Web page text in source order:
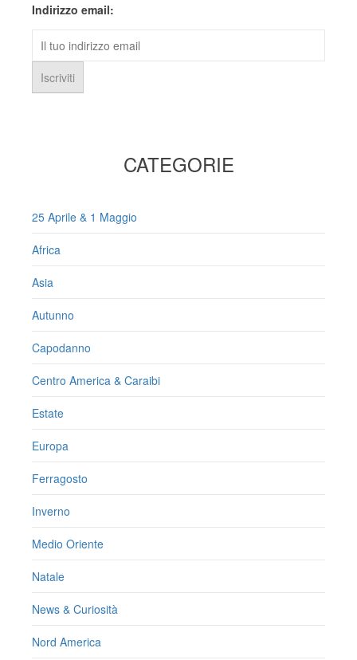
Indirizzo email:
CATEGORIE
25 Aprile & 1 Maggio
Africa
Asia
Autunno
Capodanno
Centro America & Caraibi
Estate
Europa
Ferragosto
Inverno
Medio Oriente
Natale
News & Curiosità
Nord America